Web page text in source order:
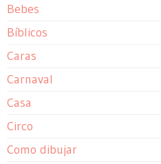
Bebes
Bíblicos
Caras
Carnaval
Casa
Circo
Como dibujar